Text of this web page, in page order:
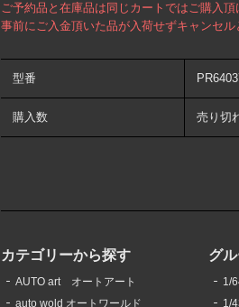
ご予約品と在庫品は同じカートではご購入頂
事前にご入金頂いた品が入荷せずキャンセ
型番
購入数 売り切
カテゴリーから探す
AUTO art オートアート
auto wold オートワールド
グ
1/
1/